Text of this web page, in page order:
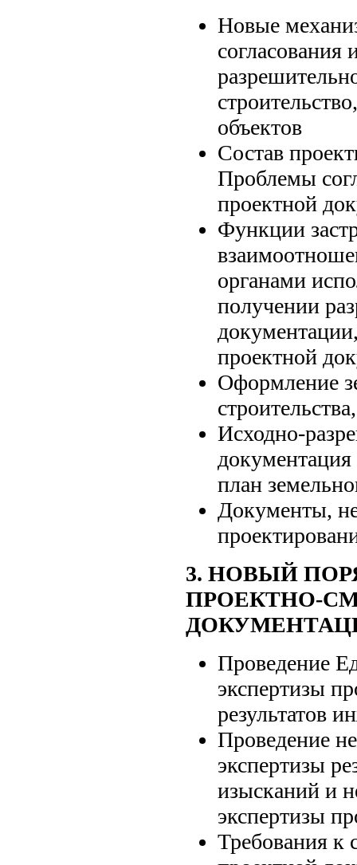
Новые
согласования
объектов
Состав
Проблемы
проектной
Функции
органами
получении
проектной
Оформление
Исходно-
план
Документы,
3. НОВЫЙ
ПРОЕКТНО-
Проведение
экспертизы
результатов
Проведение
экспертизы
изысканий и
экспертизы
Требования к